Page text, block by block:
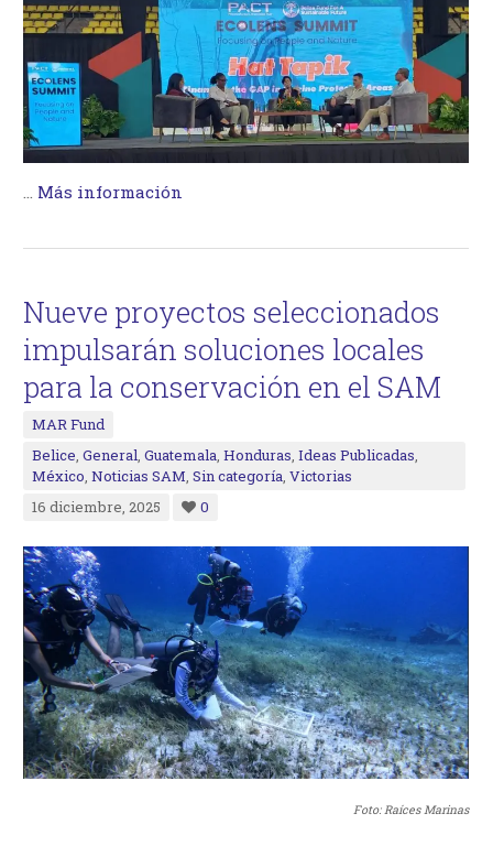
… Más información
Nueve proyectos seleccionados
impulsarán soluciones locales
para la conservación en el SAM
MAR Fund
Belice,General,Guatemala,Honduras,Ideas Publicadas,
México,Noticias SAM,Sin categoría,Victorias
16 diciembre, 2025
0
Foto:Raíces Marinas